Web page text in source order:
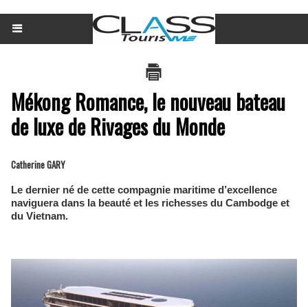
Mékong Romance, le nouveau bateau
de luxe de Rivages du Monde
Catherine GARY
Le dernier né de cette compagnie maritime d’excellence
naviguera dans la beauté et les richesses du Cambodge et
du Vietnam.